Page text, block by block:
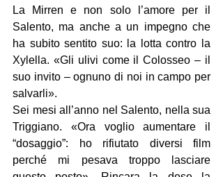
La Mirren e non solo l’amore per il
Salento, ma anche a un impegno che
ha subito sentito suo: la lotta contro la
Xylella. «Gli ulivi come il Colosseo – il
suo invito – ognuno di noi in campo per
salvarli».
Sei mesi all’anno nel Salento, nella sua
Triggiano. «Ora voglio aumentare il
“dosaggio”: ho rifiutato diversi film
perché mi pesava troppo lasciare